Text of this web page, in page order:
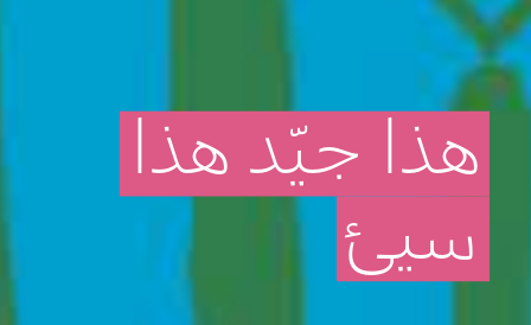
هذا جيّد هذا
سيئ